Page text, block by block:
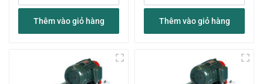
Thêm vào giỏ hàng Thêm vào giỏ hàng